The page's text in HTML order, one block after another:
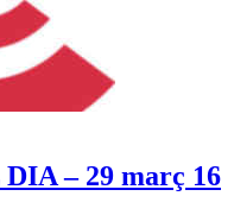
– 29 març 16